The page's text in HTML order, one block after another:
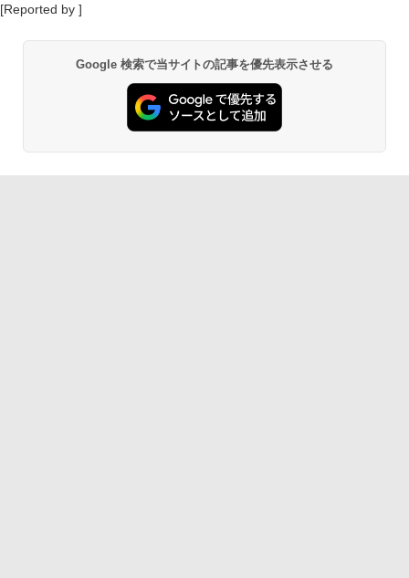
[Reported by ]
Google 検索で当サイトの記事を優先表示させる